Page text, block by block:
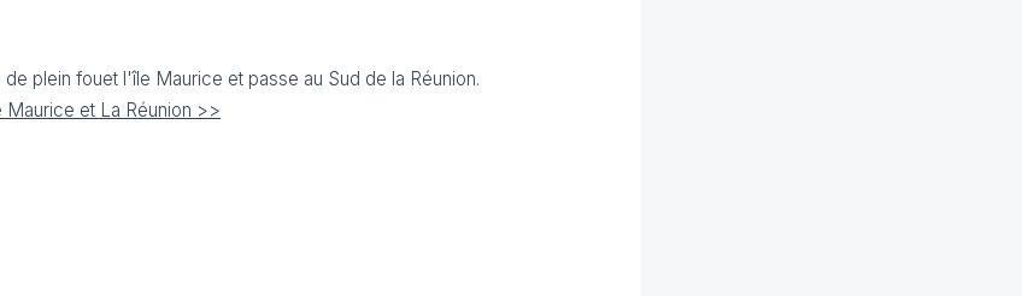
plein fouet l'île Maurice et passe au Sud de la Réunion.
et La Réunion >>